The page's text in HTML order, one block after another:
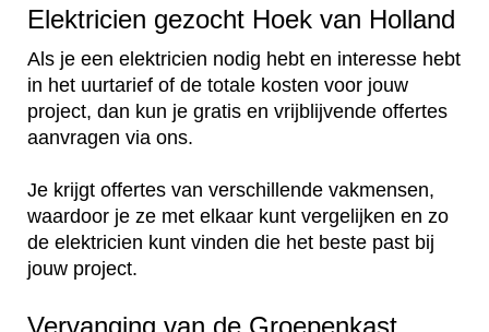
Elektricien gezocht Hoek van Holland
Als je een elektricien nodig hebt en interesse hebt
in het uurtarief of de totale kosten voor jouw
project, dan kun je gratis en vrijblijvende offertes
aanvragen via ons.
Je krijgt offertes van verschillende vakmensen,
waardoor je ze met elkaar kunt vergelijken en zo
de elektricien kunt vinden die het beste past bij
jouw project.